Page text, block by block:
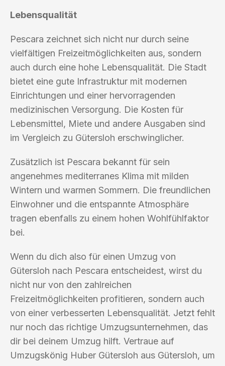
Lebensqualität
Pescara zeichnet sich nicht nur durch seine
vielfältigen Freizeitmöglichkeiten aus, sondern
auch durch eine hohe Lebensqualität. Die Stadt
bietet eine gute Infrastruktur mit modernen
Einrichtungen und einer hervorragenden
medizinischen Versorgung. Die Kosten für
Lebensmittel, Miete und andere Ausgaben sind
im Vergleich zu Gütersloh erschwinglicher.
Zusätzlich ist Pescara bekannt für sein
angenehmes mediterranes Klima mit milden
Wintern und warmen Sommern. Die freundlichen
Einwohner und die entspannte Atmosphäre
tragen ebenfalls zu einem hohen Wohlfühlfaktor
bei.
Wenn du dich also für einen Umzug von
Gütersloh nach Pescara entscheidest, wirst du
nicht nur von den zahlreichen
Freizeitmöglichkeiten profitieren, sondern auch
von einer verbesserten Lebensqualität. Jetzt fehlt
nur noch das richtige Umzugsunternehmen, das
dir bei deinem Umzug hilft. Vertraue auf
Umzugskönig Huber Gütersloh aus Gütersloh, um